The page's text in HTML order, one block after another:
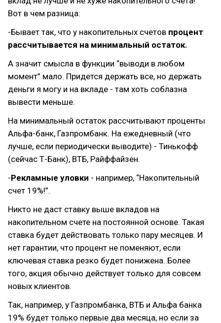
Вот в чем разница:
-Бывает так, что у накопительных счетов процент
рассчитывается на минимальный остаток.
А значит смысла в функции “выводи в любом
момент” мало. Придется держать все, но держать
деньги я могу и на вкладе - там хоть соблазна
вывести меньше.
На минимальный остаток рассчитывают проценты
Альфа-банк, Газпромбанк. На ежедневный (что
лучше, если периодически выводите) - Тинькофф
(сейчас Т-Банк), ВТБ, Райффайзен.
-Рекламные уловки - например, “Накопительный
счет 19%!”.
Никто не даст ставку выше вкладов на
накопительном счете на постоянной основе. Такая
ставка будет действовать только пару месяцев. И
нет гарантии, что процент не поменяют, если
ключевая ставка резко будет понижена. Более
того, акция обычно действует только для совсем
новых клиентов.
Так, например, у Газпромбанка, ВТБ и Альфа банка
19% будет только первые два месяца, но если за